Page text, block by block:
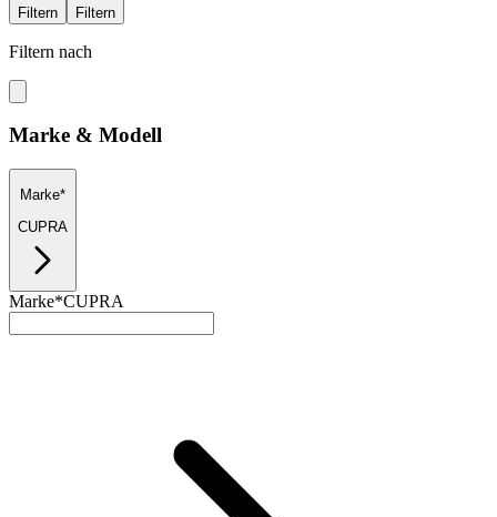
Filtern Filtern
Filtern nach
Marke & Modell
Marke*
CUPRA
Marke*CUPRA